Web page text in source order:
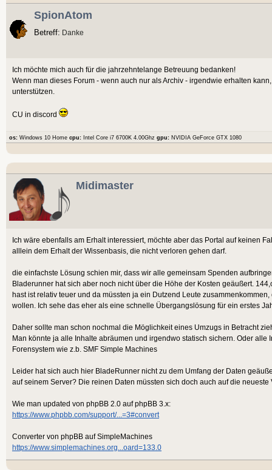
SpionAtom
Betreff: Danke
Ich möchte mich auch für die jahrzehntelange Betreuung bedanken!
Wenn man dieses Forum - wenn auch nur als Archiv - irgendwie erhalten
unterstützen.
CU in discord
os: Windows 10 Home cpu: Intel Core i7 6700K 4.00Ghz gpu: NVIDIA GeForce GTX 1080
Midimaster
Ich wäre ebenfalls am Erhalt interessiert, möchte aber das Portal auf keinen
alllein dem Erhalt der Wissenbasis, die nicht verloren gehen darf.
die einfachste Lösung schien mir, dass wir alle gemeinsam Spenden
Bladerunner hat sich aber noch nicht über die Höhe der Kosten geäußert.
hast ist relativ teuer und da müssten ja ein Dutzend Leute
wollen. Ich sehe das eher als eine schnelle Übergangslösung für ein erstes
Daher sollte man schon nochmal die Möglichkeit eines Umzugs in Betracht
Man könnte ja alle Inhalte abräumen und irgendwo statisch sichern. Oder alle
Forensystem wie z.b. SMF Simple Machines
Leider hat sich auch hier BladeRunner nicht zu dem Umfang der Daten
auf seinem Server? Die reinen Daten müssten sich doch auch auf die
Wie man updated von phpBB 2.0 auf phpBB 3.x:
https://www.phpbb.com/support/...=3#convert
Converter von phpBB auf SimpleMachines
https://www.simplemachines.org...oard=133.0